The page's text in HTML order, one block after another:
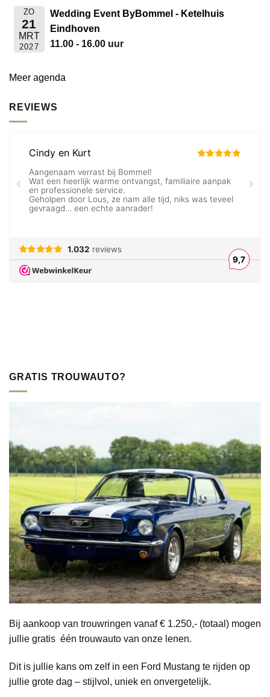
ZO
21
MRT
2027
Wedding Event ByBommel - Ketelhuis
Eindhoven
11.00 - 16.00 uur
Meer agenda
REVIEWS
GRATIS TROUWAUTO?
Bij aankoop van trouwringen vanaf € 1.250,- (totaal) mogen
jullie gratis één trouwauto van onze lenen.
Dit is jullie kans om zelf in een Ford Mustang te rijden op
jullie grote dag – stijlvol, uniek en onvergetelijk.